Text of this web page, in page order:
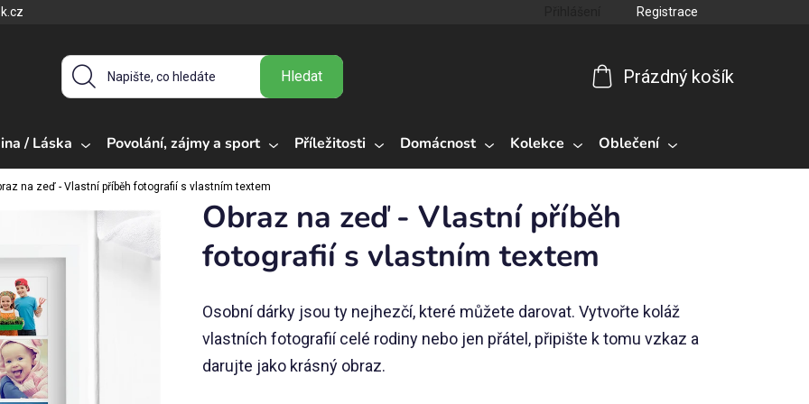
Registrace
Hledat
košík
Prázdný košík
/ Láska Povolání, zájmy a sport Příležitosti Domácnost Kolekce Oblečení
na zeď - Vlastní příběh fotografií s vlastním textem
Obraz na zeď - Vlastní příběh
fotografií s vlastním textem
Osobní dárky jsou ty nejhezčí, které můžete darovat. Vytvořte koláž
vlastních fotografií celé rodiny nebo jen přátel, připište k tomu vzkaz a
darujte jako krásný obraz.